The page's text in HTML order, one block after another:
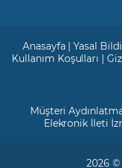
Anasayfa |Yasal
Kullanım Koşulları |
Müşteri
Elekronik İleti
2026 ©